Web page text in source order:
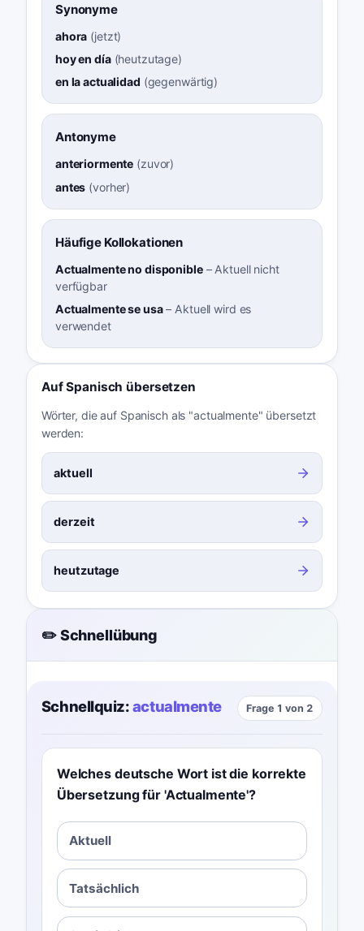
Synonyme
ahora (jetzt)
hoy en día(heutzutage)
en la actualidad (gegenwärtig)
Antonyme
anteriormente (zuvor)
antes (vorher)
Häufige Kollokationen
Actualmente no disponible– Aktuell nicht
verfügbar
Actualmente se usa– Aktuell wird es
verwendet
Auf Spanisch übersetzen
Wörter, die auf Spanisch als "actualmente" übersetzt
werden:
aktuell
derzeit
heutzutage
✏️ Schnellübung
Schnellquiz:actualmente Frage 1 von 2
Welches deutsche Wort ist die korrekte
Übersetzung für 'Actualmente'?
Aktuell
Tatsächlich